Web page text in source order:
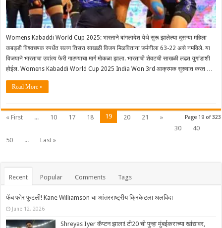
Womens Kabaddi World Cup 2025: भारताने बांगलादेश येथे सुरू झालेल्या दुसऱ्या महिला
कबड्डी विश्वचषक स्पर्धेत सलग तिसरा साखळी विजय मिळविताना जर्मनीला 63-22 असे नमविले. या
विजयाने भारताचा उपांत्य फेरी गाठण्याचा मार्ग मोकळा झाला. भारताची शेवटची साखळी लढत युगांडाशी
होईल. Womens Kabaddi World Cup 2025 India Won 3rd आक्रमक सुरुवात करत …
Read More »
Page 19 of 323
« First ... 10 17 18 19 20 21
»
30
40
50
... Last »
Recent Popular Comments Tags
फॅब फोर फुटली! Kane Williamson चा आंतरराष्ट्रीय क्रिकेटला अलविदा
June 12, 2026
Shreyas Iyer कॅप्टन झाला! टी20 ची पुन्हा मुंबईकराच्या खांद्यावर,